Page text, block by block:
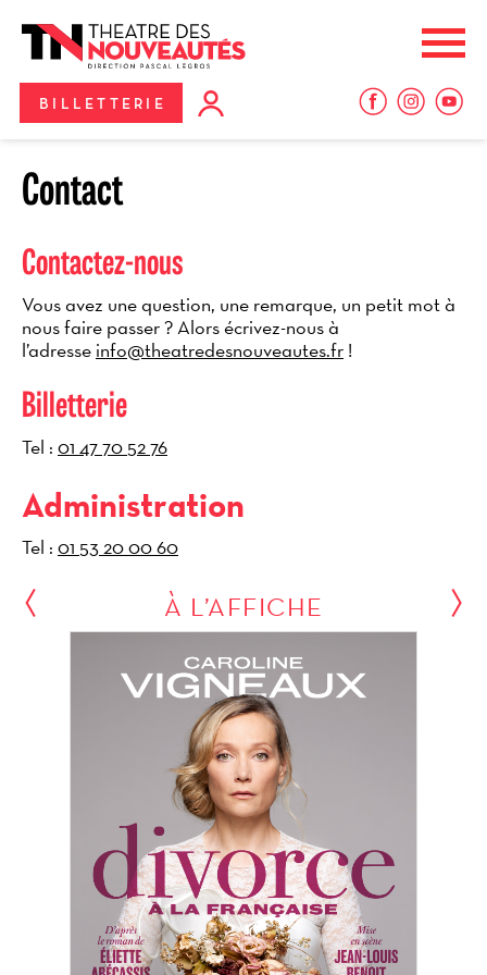
BILLETTERIE
Contact
Contactez-nous
Vous avez une question, une remarque, un petit mot à
nous faire passer ? Alors écrivez-nous à
l’adresse info@theatredesnouveautes.fr !
Billetterie
Tel : 01 47 70 52 76
Administration
Tel : 01 53 20 00 60
À L’AFFICHE